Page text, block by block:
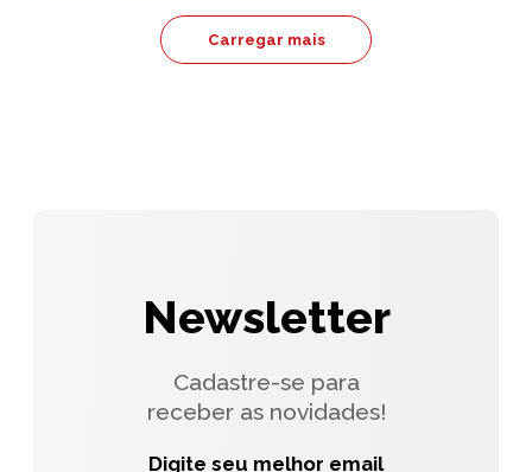
Carregar mais
Newsletter
Cadastre-se para
receber as novidades!
Digite seu melhor email